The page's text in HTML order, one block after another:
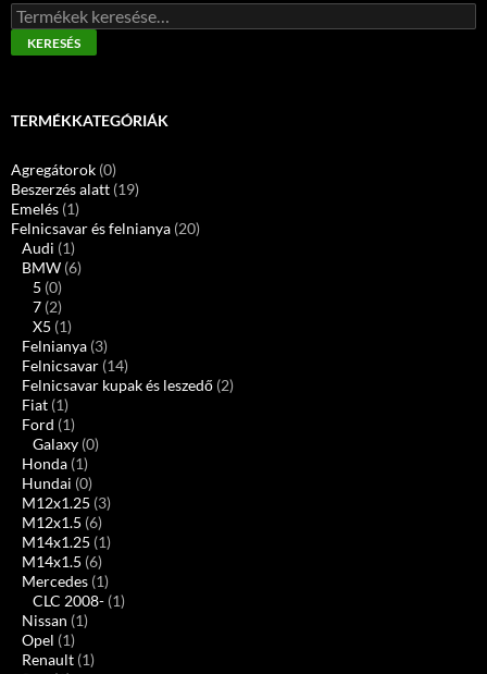
Keresés
a
következőre:
KERESÉS
TERMÉKKATEGÓRIÁK
Agregátorok (0)
Beszerzés alatt (19)
Emelés (1)
Felnicsavar és felnianya (20)
Audi (1)
BMW (6)
5 (0)
7 (2)
X5 (1)
Felnianya (3)
Felnicsavar (14)
Felnicsavar kupak és leszedő (2)
Fiat (1)
Ford (1)
Galaxy (0)
Honda (1)
Hundai (0)
M12x1.25 (3)
M12x1.5 (6)
M14x1.25 (1)
M14x1.5 (6)
Mercedes (1)
CLC 2008- (1)
Nissan (1)
Opel (1)
Renault (1)